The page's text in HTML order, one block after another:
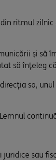
ritmul
și să
să înțeleg
sa,
sau